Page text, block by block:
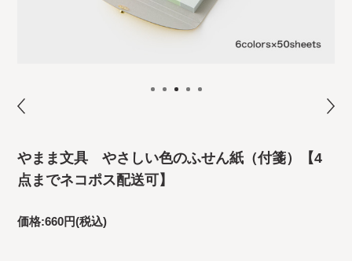
やまま文具 やさしい色のふせん紙（付箋）【4
点までネコポス配送可】
価格:660円(税込)